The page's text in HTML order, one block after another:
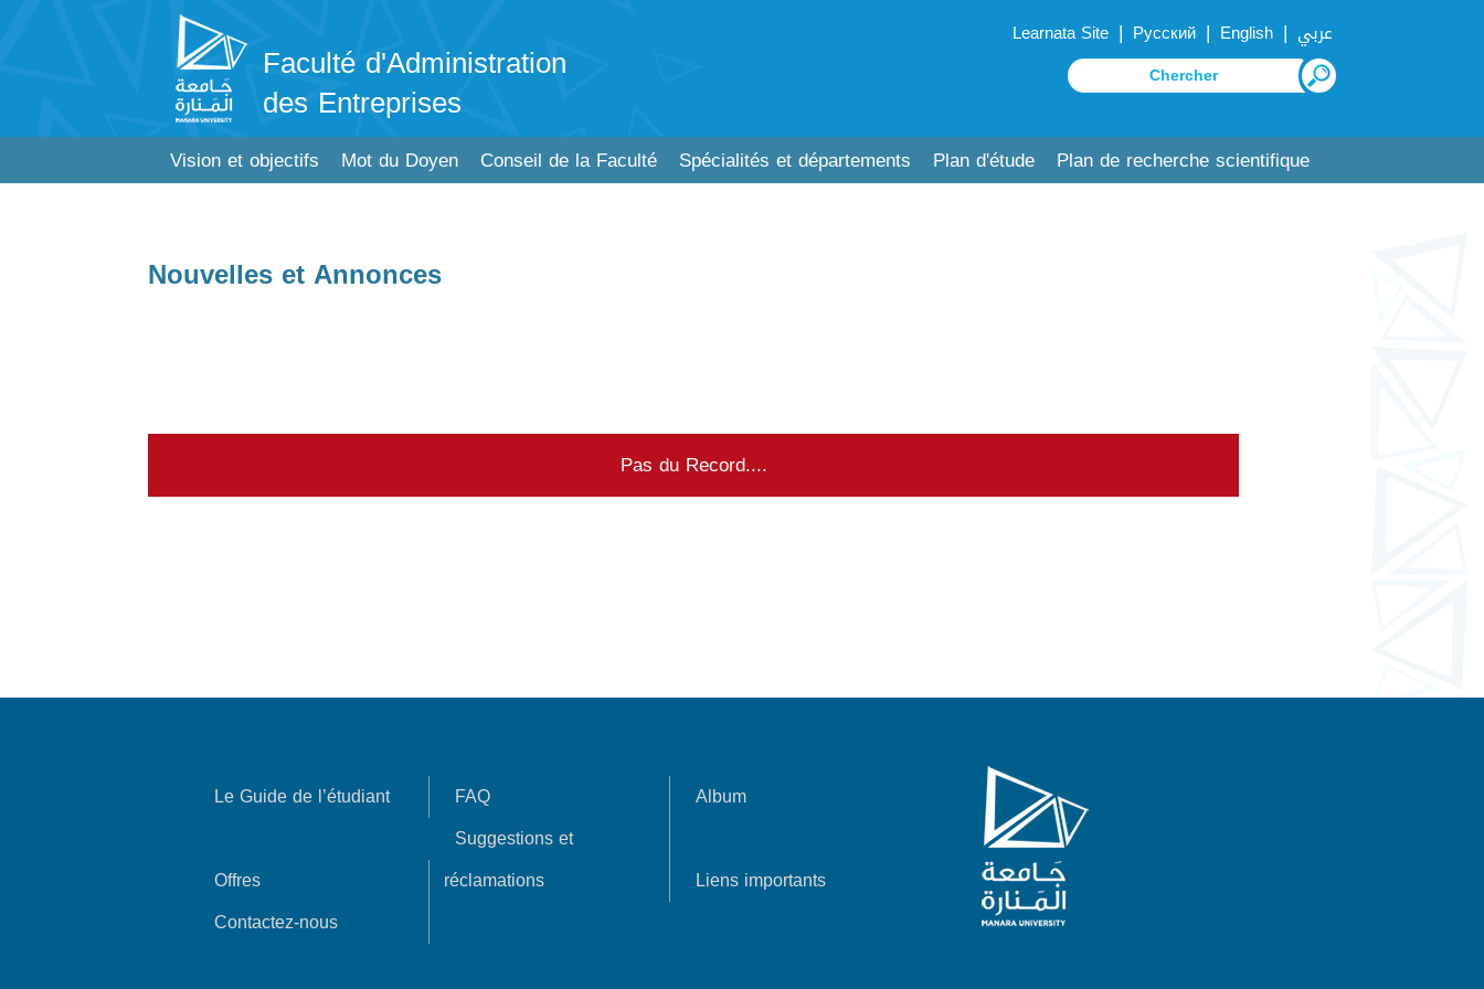
Faculté d'Administration
des Entreprises
Learnata Site | Русский | English | عربي
Vision et objectifs Mot du Doyen Conseil de la Faculté Spécialités et départements Plan d'étude Plan de recherche scientifique
Nouvelles et Annonces
Pas du Record....
Le Guide de l’étudiant FAQ Album
Offres
Suggestions et
réclamations
Liens importants
Contactez-nous